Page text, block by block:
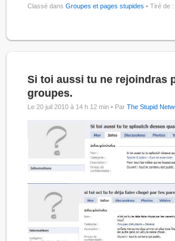
Classé dansGroupes et pages stupides • Tiré de
Si toi aussi tu ne rejoindras
groupes.
Le 20 juil 2010 à 14 h 12 min • ParThe Stupid